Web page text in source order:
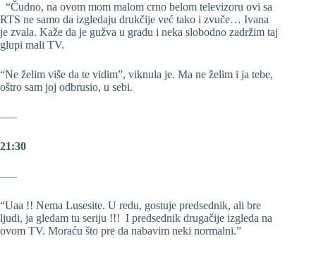
“Čudno, na ovom mom malom crno belom televizoru ovi sa
RTS ne samo da izgledaju drukčije već tako i zvuče… Ivana
je zvala. Kaže da je gužva u gradu i neka slobodno zadržim taj
glupi mali TV.
“Ne želim više da te vidim”, viknula je. Ma ne želim i ja tebe,
oštro sam joj odbrusio, u sebi.
—–
21:30
—–
“Uaa !! Nema Lusesite. U redu, gostuje predsednik, ali bre
ljudi, ja gledam tu seriju !!! I predsednik drugačije izgleda na
ovom TV. Moraću što pre da nabavim neki normalni.”